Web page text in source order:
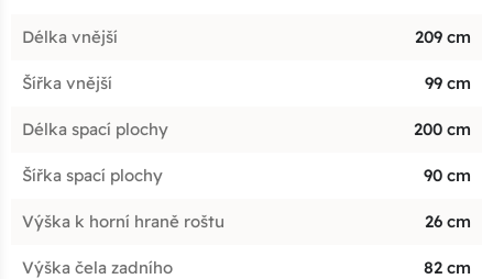
Délka vnější 209 cm
Šířka vnější 99 cm
Délka spací plochy 200 cm
Šířka spací plochy 90 cm
Výška k horní hraně roštu 26 cm
Výška čela zadního 82 cm